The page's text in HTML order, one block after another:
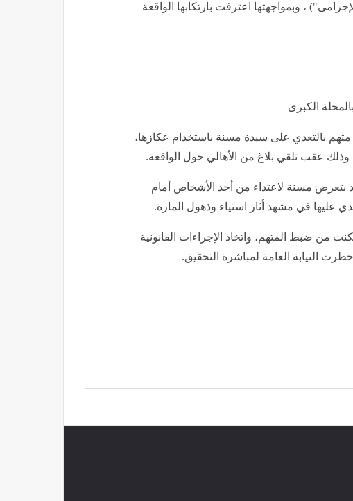
، وبمواجهتها اعترفت بارتكابها الواقعة
الكبرى
متهم بالتعدي على سيدة مسنة باستخدام عكازها،
وذلك عقب تلقي بلاغ من الأهالي حول الواقعة.
بتعرض مسنة لاعتداء من أحد الأشخاص أمام
عليها في مشهد أثار استياء وذهول المارة.
من ضبط المتهم، واتخاذ الإجراءات القانونية
النيابة العامة لمباشرة التحقيق.